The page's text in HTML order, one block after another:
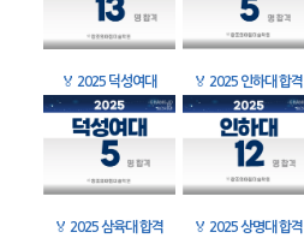
🏅 2025 덕성여대 🏅 2025 인하대 합격
🏅 2025 삼육대 합격 🏅 2025 상명대 합격